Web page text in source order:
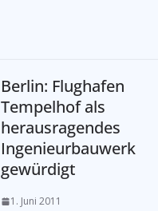
Berlin: Flughafen
Tempelhof als
herausragendes
Ingenieurbauwerk
gewürdigt
1. Juni 2011